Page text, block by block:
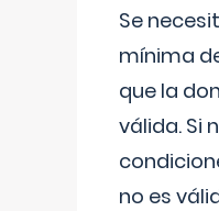
Se
mínima
que la
válida. Si
no es